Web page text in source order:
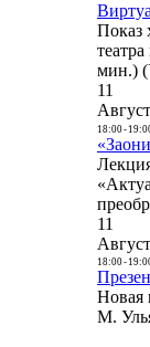
Показ
мин.)
11
18:00-
11
18:00-
Новая
М.